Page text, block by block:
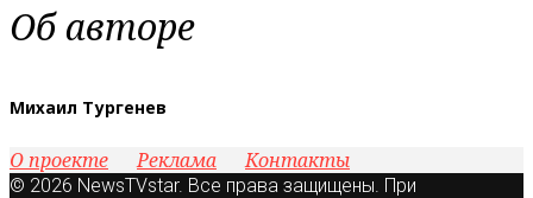
Об авторе
Михаил Тургенев
О проекте Реклама Контакты
© 2026 NewsTVstar. Все права защищены. При